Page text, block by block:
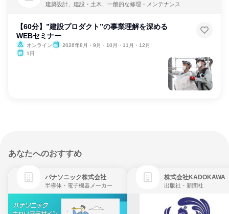
建築設計、建設・土木、一般的な修理・メンテナンス
【60分】”建設プロダクト”の事業理解を深める
WEBセミナー
オンライン
2026年8月・9月・10月・11月・12月
1日
あなたへのおすすめ
パナソニック株式会社
半導体・電子機器メーカー
株式会社KADOKAWA
出版社・新聞社